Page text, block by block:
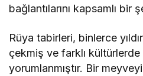
bağlantılarını kapsamlı
Rüya tabirleri, binlerce
çekmiş ve farklı
yorumlanmıştır. Bir